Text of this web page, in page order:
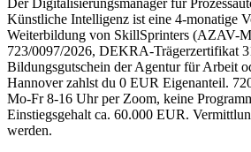
Künstliche Intelligenz ist eine 4-monatige
Weiterbildung von SkillSprinters (AZAV-
723/0097/2026, DEKRA-Trägerzertifikat
Bildungsgutschein der Agentur für Arbeit
Hannover zahlst du 0 EUR Eigenanteil.
Mo-Fr 8-16 Uhr per Zoom, keine
Einstiegsgehalt ca. 60.000 EUR.
werden.